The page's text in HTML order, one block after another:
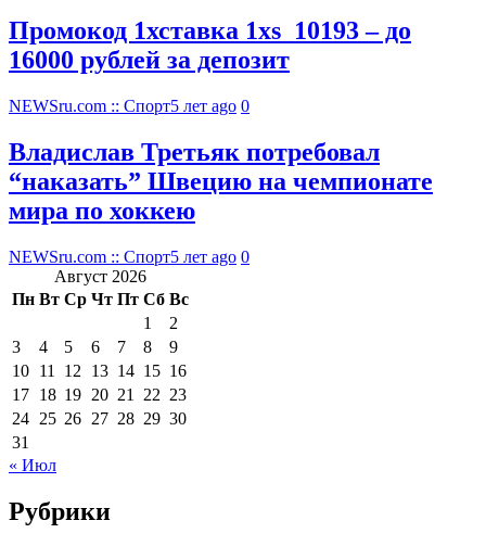
Промокод 1хставка 1xs_10193 – до
16000 рублей за депозит
NEWSru.com :: Спорт5 лет ago 0
Владислав Третьяк потребовал
“наказать” Швецию на чемпионате
мира по хоккею
NEWSru.com :: Спорт5 лет ago 0
Август 2026
Пн Вт Ср Чт Пт Сб Вс
1
2
3
4 5 6 7 8
9
10 11 12 13 14 15 16
17 18 19 20 21 22 23
24 25 26 27 28 29 30
31
« Июл
Рубрики